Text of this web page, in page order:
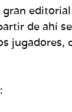
de ahí
jugadores,